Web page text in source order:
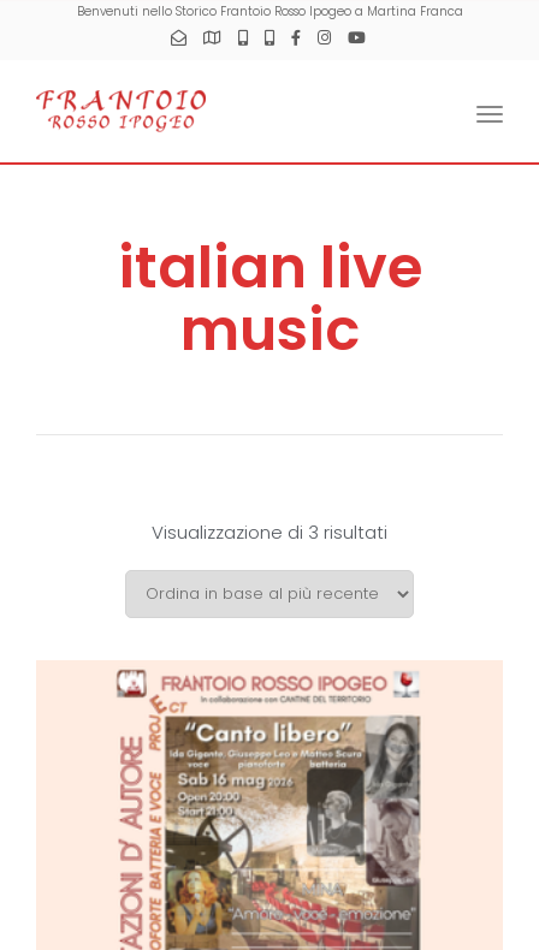
Benvenuti nello Storico Frantoio Rosso Ipogeo a Martina Franca
italian live
music
Visualizzazione di 3 risultati